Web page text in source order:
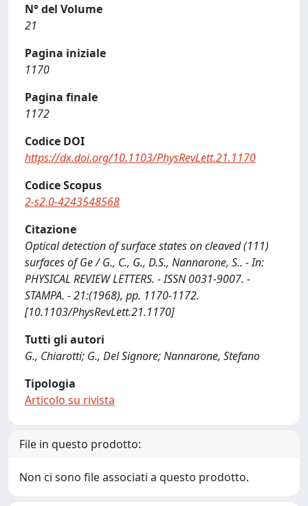
N° del Volume
21
Pagina iniziale
1170
Pagina finale
1172
Codice DOI
https://dx.doi.org/10.1103/PhysRevLett.21.1170
Codice Scopus
2-s2.0-4243548568
Citazione
Optical detection of surface states on cleaved (111)
surfaces of Ge / G., C., G., D.S., Nannarone, S.. - In:
PHYSICAL REVIEW LETTERS. - ISSN 0031-9007. -
STAMPA. - 21:(1968), pp. 1170-1172.
[10.1103/PhysRevLett.21.1170]
Tutti gli autori
G., Chiarotti; G., Del Signore; Nannarone, Stefano
Tipologia
Articolo su rivista
File in questo prodotto:
Non ci sono file associati a questo prodotto.